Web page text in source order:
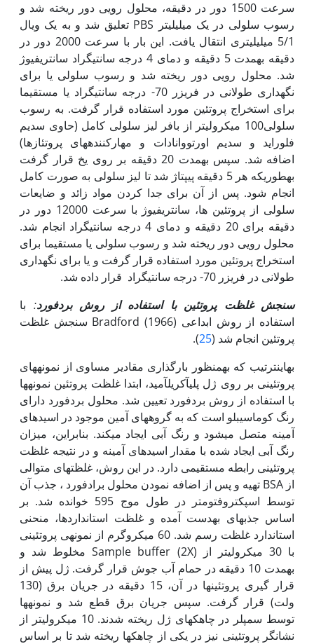
سرعت 1500 دور در دقیقه، محلول رویی دور ریخته شد و
رسوب سلولی در یک میلی­لیتر PBS تعلیق شد و به یک ویال
5/1 میلی­لیتری انتقال یافت. این بار با سرعت 2000 دور در
دقیقه به‏مدت 5 دقیقه و دمای 4 درجه سانتی‫گراد سانتریفیوژ
شد. محلول رویی دور ریخته شد و رسوب سلولی یا برای
نگهداری طولانی در فریزر 70- درجه سانتی‫گراد یا مستقیما
برای استخراج پروتئین مورد استفاده قرار گرفت. به رسوب
سلولی100 میکرولیتر از بافر لیز سلولی کامل (حاوی سدیم
فلوراید و سدیم اورتووانادات و مهارکنندههای پروتئازها)
اضافه شد. سپس به‏مدت 20 دقیقه بر روی یخ قرار گرفت
به‏طوری‏که هر 5 دقیقه پیپتاژ شد تا لیز سلولی به صورت کامل
انجام شود. پس از آن برای جدا کردن مواد زائد و ضایعات
سلولی از پروتئین ها، سانتریفیوژ با سرعت 12000 دور در
دقیقه برای 20 دقیقه و دمای 4 درجه سانتی‫گراد انجام شد.
محلول رویی دور ریخته شد و رسوب سلولی یا مستقیما برای
استخراج پروتئین مورد استفاده قرار گرفت و یا برای نگه‫داری
طولانی در فریزر 70- درجه سانتی‫گراد قرار داده شد.
سنجش غلظت پروتئین با استفاده از روش بردفورد: با
استفاده از روش ابداعی (1966) Bradford سنجش غلظت
پروتئین انجام شد (25
).
به‏این‏ترتیب که به‏منظور بارگذاری مقادیر مساوی از نمونه‏های
پروتئینی بر روی ژل پلی­آکریل­آمید، ابتدا غلظت پروتئین نمونه­ها
با استفاده از روش بردفورد تعیین شد. محلول بردفورد دارای
رنگ کوماسی­بلو است که به گروه­های آمین موجود در اسیدهای
آمینه متصل می­شود و رنگ آبی ایجاد می­کند. بنابراین، میزان
رنگ آبی ایجاد شده با مقدار اسیدهای آمینه و در نتیجه غلظت
پروتئینی رابطه مستقیمی دارد. در این روش، غلظت­های متوالی
از BSA تهیه و پس از اضافه نمودن محلول برادفورد ، جذب آن
توسط اسپکتروفتومتر در طول موج 595 خوانده شد. بر
اساس جذب­های به‏دست آمده و غلظت استاندارد­ها، منحنی
استاندارد غلظت رسم شد. 60 میکروگرم از نمونه‫ی پروتئینی
با 30 میکرولیتر از Sample buffer (2X) مخلوط شد و
به‏مدت 10 دقیقه در حمام آب جوش قرار گرفت. ژل پیش از
قرار­ گیری پروتئین­ها در آن، 15 دقیقه در جریان برق (130
ولت) قرار گرفت. سپس جریان برق قطع شد و نمونه­ها
توسط سمپلر در چاهک‫های ژل ریخته شدند. 10 میکرولیتر از
نشانگر پروتئینی نیز در یکی از چاهک­ها ریخته شد تا بر اساس